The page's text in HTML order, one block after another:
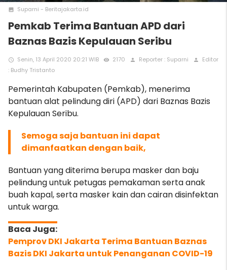
photo Suparni - Beritajakarta.id
Pemkab Terima Bantuan APD dari
Baznas Bazis Kepulauan Seribu
access_time Senin, 13 April 2020 20:21 WIB remove_red_eye 2170 person Reporter : Suparni person
Editor
: Budhy Tristanto
Pemerintah Kabupaten (Pemkab), menerima
bantuan alat pelindung diri (APD) dari Baznas Bazis
Kepulauan Seribu.
Semoga saja bantuan ini dapat
dimanfaatkan dengan baik,
Bantuan yang diterima berupa masker dan baju
pelindung untuk petugas pemakaman serta anak
buah kapal, serta masker kain dan cairan disinfektan
untuk warga.
Pemprov DKI Jakarta Terima Bantuan Baznas
Bazis DKI Jakarta untuk Penanganan COVID-19